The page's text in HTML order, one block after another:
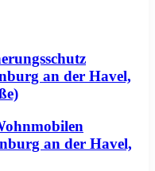
an der Havel,
an der Havel,